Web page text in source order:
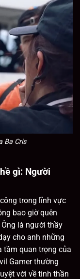
Ba Cris
gì: Người
trong lĩnh vực
bao giờ quên
là người thầy
cho anh những
tầm quan trọng của
Gamer thường
vời về tinh thần